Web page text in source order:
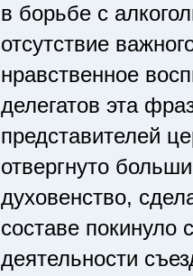
в борьбе с
отсутствие
нравственное
делегатов эта
представителей
отвергнуто
духовенство,
составе покинуло
деятельности